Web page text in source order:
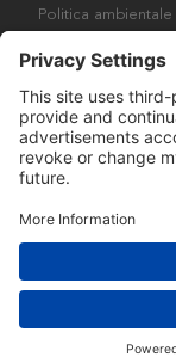
Politica ambientale
Collaborazione